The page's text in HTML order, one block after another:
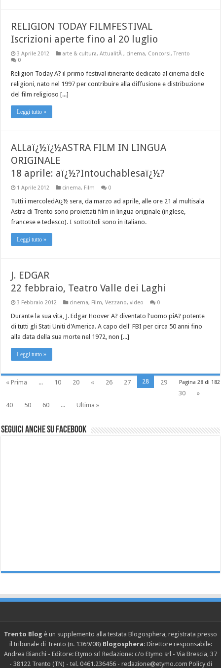
RELIGION TODAY FILMFESTIVAL
Iscrizioni aperte fino al 20 luglio
3 Aprile 2012 arte & cultura,AttualitÃ, cinema, Concorsi,Trento
0
Religion Today A? il primo festival itinerante dedicato al cinema delle
religioni, nato nel 1997 per contribuire alla diffusione e distribuzione
del film religioso [...]
Leggi tutto »
ALLaï¿½ï¿½ASTRA FILM IN LINGUA
ORIGINALE
18 aprile: aï¿½?Intouchablesaï¿½?
1 Aprile 2012 cinema, Film 0
Tutti i mercoledAï¿½ sera, da marzo ad aprile, alle ore 21 al multisala
Astra di Trento sono proiettati film in lingua originale (inglese,
francese e tedesco). I sottotitoli sono in italiano.
Leggi tutto »
J. EDGAR
22 febbraio, Teatro Valle dei Laghi
3 Febbraio 2012 cinema, Film,Vezzano,video 0
Durante la sua vita, J. Edgar Hoover A? diventato l'uomo piA? potente
di tutti gli Stati Uniti d'America. A capo dell' FBI per circa 50 anni fino
alla data della sua morte nel 1972, non [...]
Leggi tutto »
Pagina 28 di 182
« Prima ... 10 20 « 26 27 28
29
30
»
40
50 60 ... Ultima »
Seguici anche su Facebook
Trento Blog è un supplemento alla testata Blogosphera, registrata presso
il tribunale di Trento (n. 1369/08) Blogosphera: Direttore responsabile:
Andrea Bianchi - Editore: Etymo srl Redazione: c/o Etymo srl - Via Brescia, 37
- 38122 Trento (TN) - tel. 0461.236456 - redazione@etymo.com Policy di